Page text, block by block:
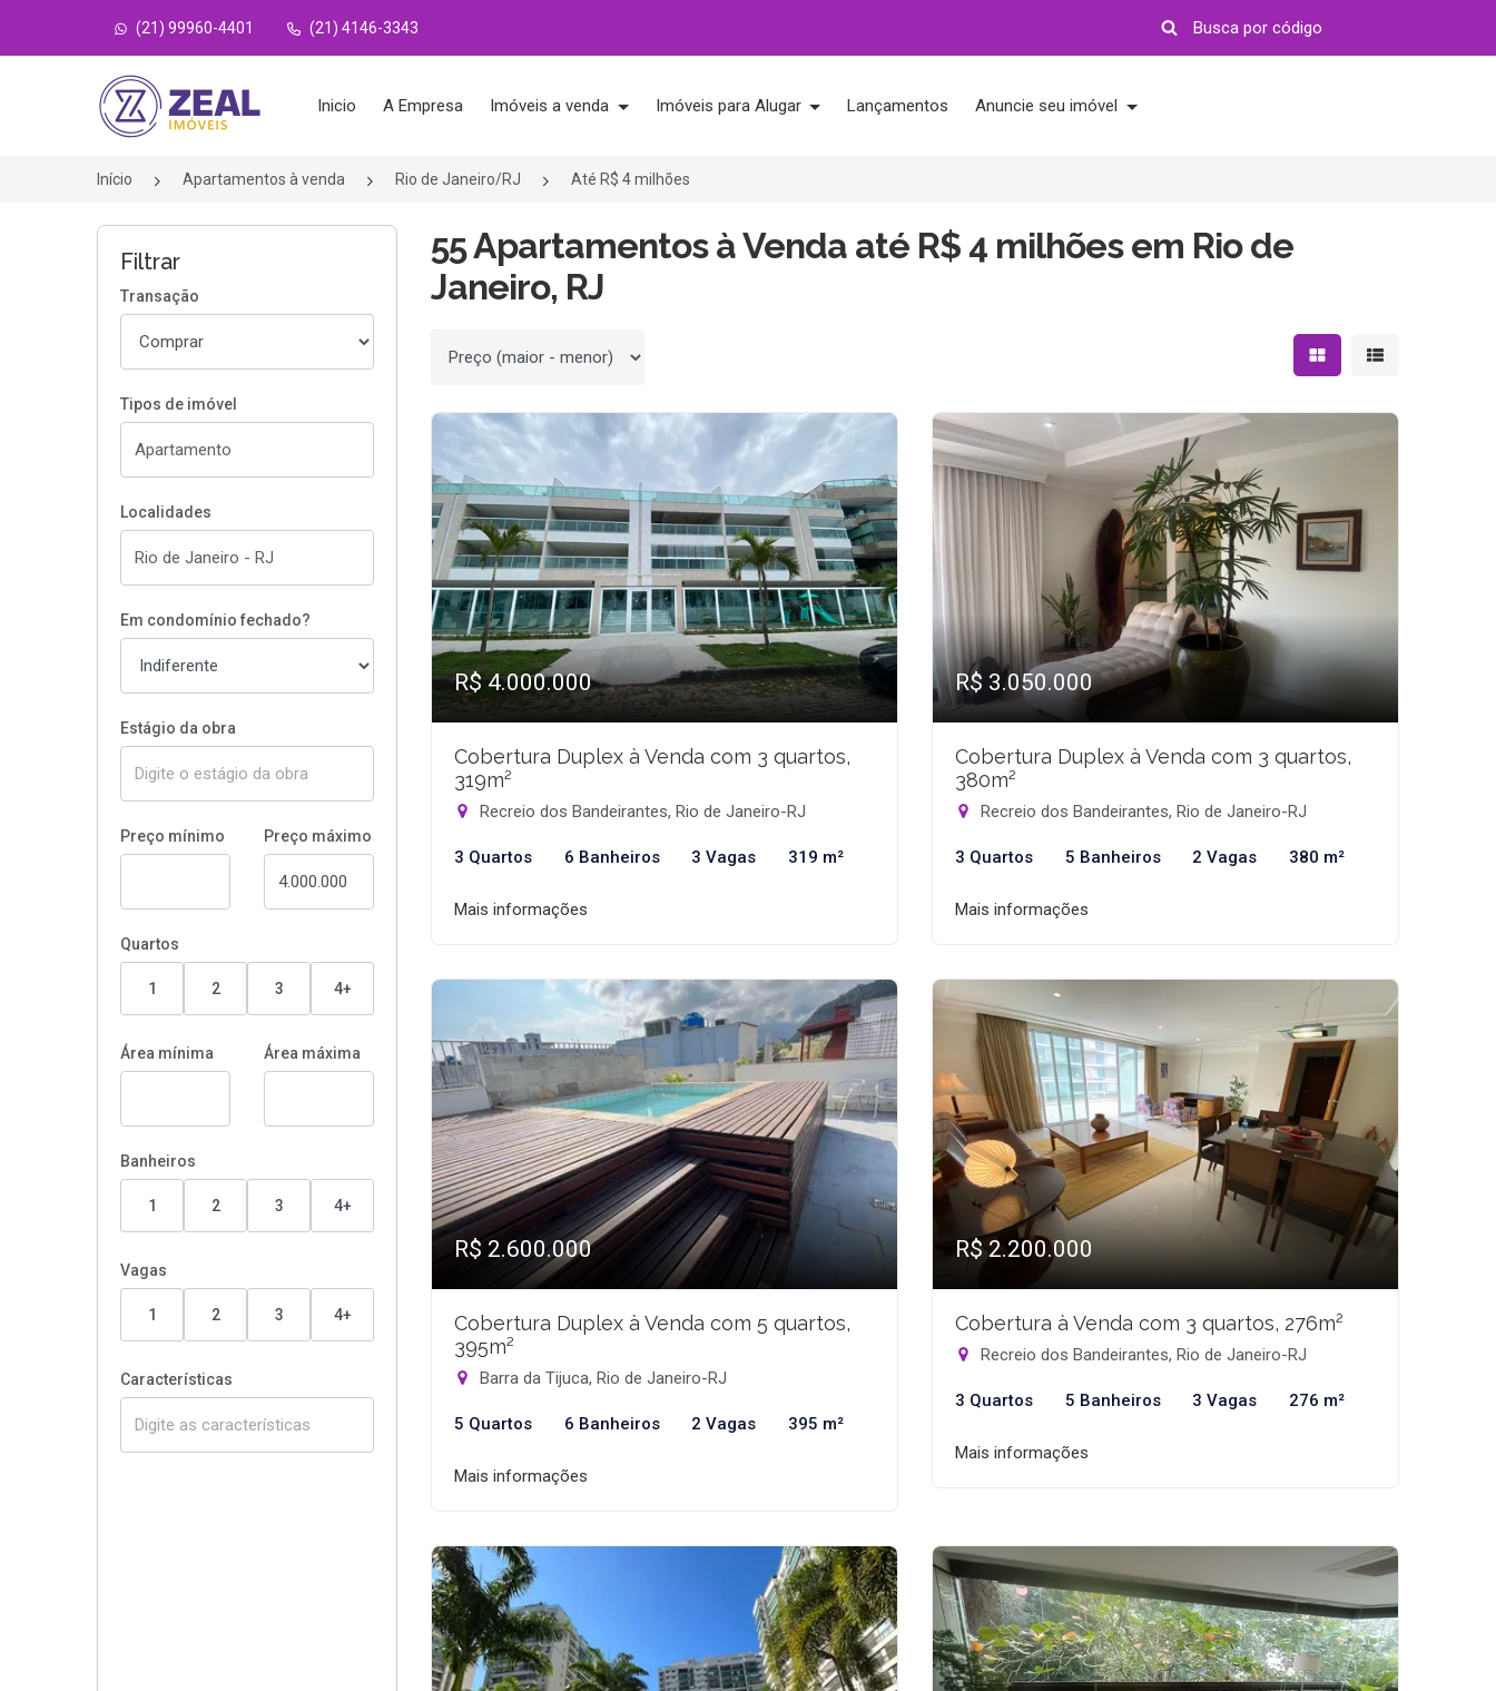
(21) 99960-4401 (21) 4146-3343
Página inicial
Inicio A Empresa Imóveis a venda Imóveis para Alugar Lançamentos Anuncie seu imóvel
Início Apartamentos à venda Rio de Janeiro/RJ Até R$ 4 milhões
Filtrar
Transação
Tipos de imóvel
Localidades
Em condomínio fechado?
Estágio da obra
Preço mínimo Preço máximo
Quartos
1 2 3 4+
Área mínima Área máxima
Banheiros
1 2 3 4+
Vagas
1 2 3 4+
Características
55 Apartamentos à Venda até R$ 4 milhões em Rio de
Janeiro, RJ
Ordenar por Mostrar resultados em
Mostrar
R$ 4.000.000
Cobertura Duplex à Venda com 3 quartos,
319m²
Recreio dos Bandeirantes, Rio de Janeiro-RJ
3 Quartos 6 Banheiros 3 Vagas 319 m²
Mais informações
R$ 3.050.000
Cobertura Duplex à Venda com 3 quartos,
380m²
Recreio dos Bandeirantes, Rio de Janeiro-RJ
3 Quartos 5 Banheiros 2 Vagas 380 m²
Mais informações
R$ 2.600.000
Cobertura Duplex à Venda com 5 quartos,
395m²
Barra da Tijuca, Rio de Janeiro-RJ
5 Quartos 6 Banheiros 2 Vagas 395 m²
Mais informações
R$ 2.200.000
Cobertura à Venda com 3 quartos, 276m²
Recreio dos Bandeirantes, Rio de Janeiro-RJ
3 Quartos 5 Banheiros 3 Vagas 276 m²
Mais informações